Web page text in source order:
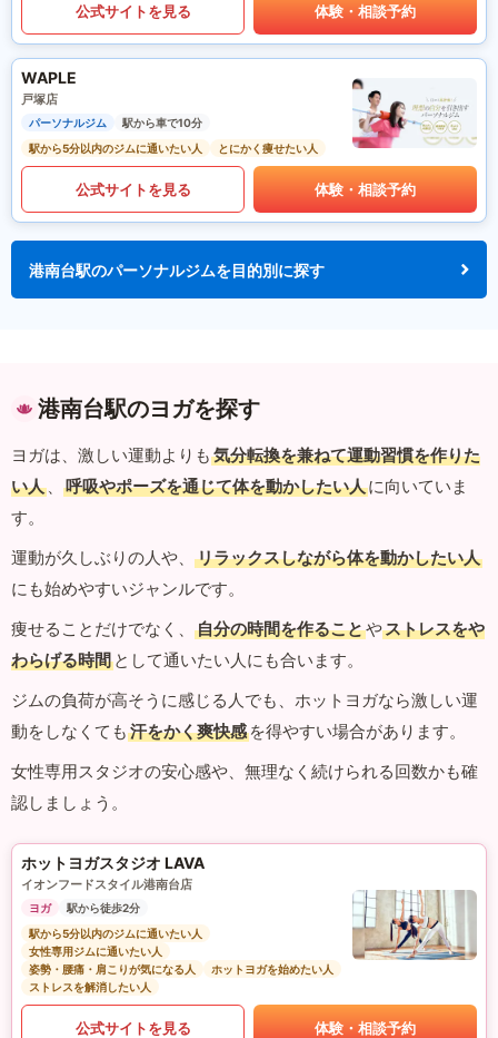
公式サイトを見る 体験・相談予約
WAPLE
戸塚店
パーソナルジム
駅から車で10分
駅から5分以内のジムに通いたい人
とにかく痩せたい人
公式サイトを見る 体験・相談予約
港南台駅のパーソナルジムを目的別に探す
港南台駅のヨガを探す
ヨガは、激しい運動よりも 気分転換を兼ねて運動習慣を作りた
い人 、 呼吸やポーズを通じて体を動かしたい人に向いていま
す。
運動が久しぶりの人や、
リラックスしながら体を動かしたい人
にも始めやすいジャンルです。
痩せることだけでなく、
自分の時間を作ることやストレスをや
わらげる時間 として通いたい人にも合います。
ジムの負荷が高そうに感じる人でも、ホットヨガなら激しい運
動をしなくても 汗をかく爽快感 を得やすい場合があります。
女性専用スタジオの安心感や、無理なく続けられる回数かも確
認しましょう。
ホットヨガスタジオ LAVA
イオンフードスタイル港南台店
ヨガ
駅から徒歩2分
駅から5分以内のジムに通いたい人
女性専用ジムに通いたい人
姿勢・腰痛・肩こりが気になる人
ホットヨガを始めたい人
ストレスを解消したい人
公式サイトを見る 体験・相談予約